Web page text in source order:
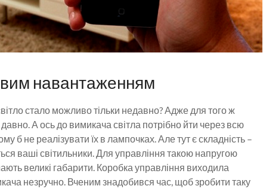
навантаженням
стало можливо тільки недавно? Адже для того ж
А ось до вимикача світла потрібно йти через всю
б не реалізувати їх в лампочках. Але тут є складність –
ваші світильники. Для управління такою напругою
великі габарити. Коробка управління виходила
незручно. Вченим знадобився час, щоб зробити таку